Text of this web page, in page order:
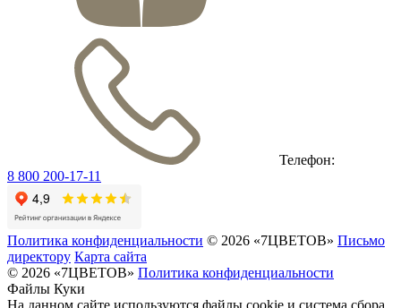
Телефон:
8 800 200-17-11
Политика конфиденциальности © 2026 «7ЦВЕТОВ» Письмо
директору Карта сайта
© 2026 «7ЦВЕТОВ» Политика конфиденциальности
Файлы Куки
На данном сайте используются файлы cookie и система сбора